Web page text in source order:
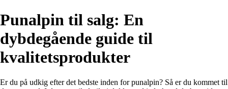
Punalpin til salg: En
dybdegående guide til
kvalitetsprodukter
Er du på udkig efter det bedste inden for punalpin? Så er du kommet til